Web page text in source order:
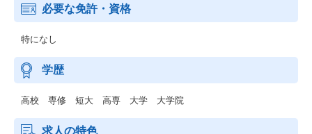
必要な免許・資格
特になし
学歴
高校 専修 短大 高専 大学 大学院
求人の特色